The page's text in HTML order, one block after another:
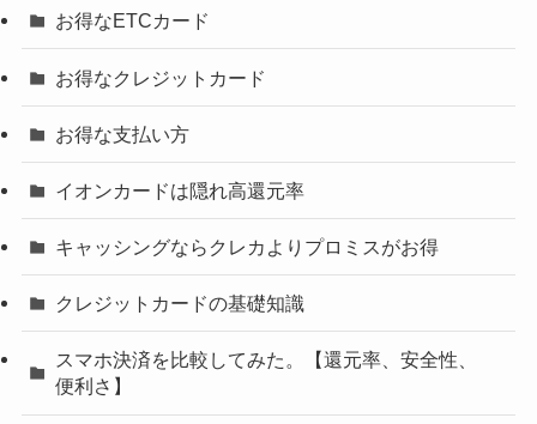
お得なETCカード
お得なクレジットカード
お得な支払い方
イオンカードは隠れ高還元率
キャッシングならクレカよりプロミスがお得
クレジットカードの基礎知識
スマホ決済を比較してみた。【還元率、安全性、
便利さ】